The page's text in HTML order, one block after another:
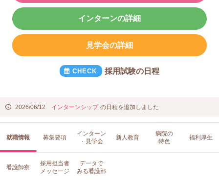
インターンの詳細
見学会の詳細
採用試験の日程
2026/06/12 インターンシップ の日程を追加しました
就職情報 募集要項
インターン
・見学会
新人教育
病院の
特色
福利厚生
看護師寮
採用担当者
メッセージ
データで
みる看護部